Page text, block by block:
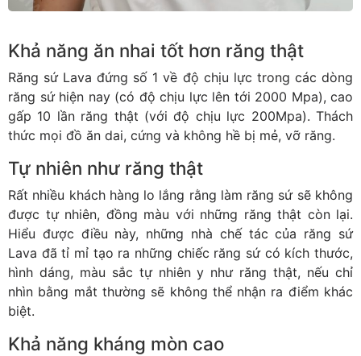
Khả năng ăn nhai tốt hơn răng thật
Răng sứ Lava đứng số 1 về độ chịu lực trong các dòng
răng sứ hiện nay (có độ chịu lực lên tới 2000 Mpa), cao
gấp 10 lần răng thật (với độ chịu lực 200Mpa). Thách
thức mọi đồ ăn dai, cứng và không hề bị mẻ, vỡ răng.
Tự nhiên như răng thật
Rất nhiều khách hàng lo lắng rằng làm răng sứ sẽ không
được tự nhiên, đồng màu với những răng thật còn lại.
Hiểu được điều này, những nhà chế tác của răng sứ
Lava đã tỉ mỉ tạo ra những chiếc răng sứ có kích thước,
hình dáng, màu sắc tự nhiên y như răng thật, nếu chỉ
nhìn bằng mắt thường sẽ không thể nhận ra điểm khác
biệt.
Khả năng kháng mòn cao